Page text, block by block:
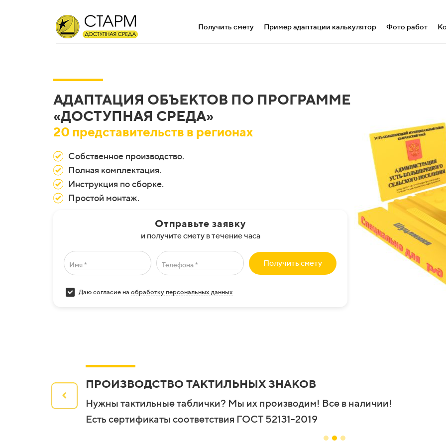
Получить смету Пример адаптации калькулятор Фото работ
АДАПТАЦИЯ ОБЪЕКТОВ ПО ПРОГРАММЕ
«ДОСТУПНАЯ СРЕДА»
20 представительств в регионах
Собственное производство.
Полная комплектация.
Инструкция по сборке.
Простой монтаж.
Отправьте заявку
и получите смету в течение часа
Имя * Телефона * Получить смету
Даю согласие на обработку персональных данных
ПРОИЗВОДСТВО ТАКТИЛЬНЫХ ЗНАКОВ
Нужны тактильные таблички? Мы их производим! Все в наличии!
Есть сертификаты соответствия ГОСТ 52131-2019